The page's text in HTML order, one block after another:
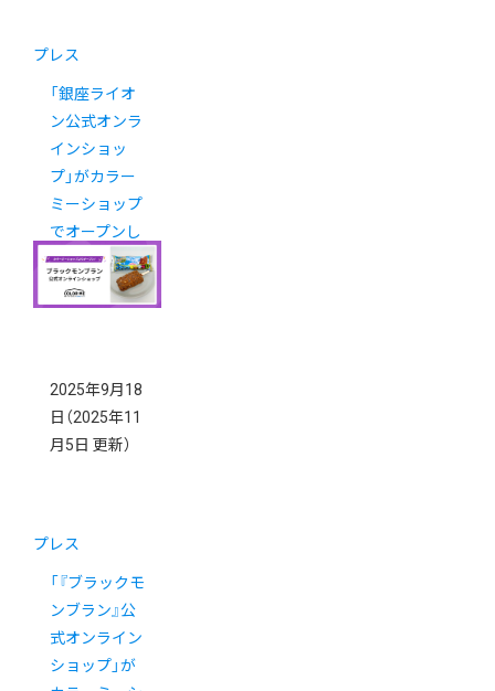
プレス
「銀座ライオ
ン公式オンラ
インショッ
プ」がカラー
ミーショップ
でオープンし
ました
2025年9月18
日 （2025年11
月5日 更新）
プレス
「『ブラックモ
ンブラン』公
式オンライン
ショップ」が